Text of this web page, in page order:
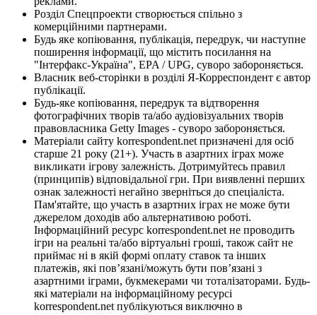
Розділ Спецпроекти створюється спільно з
комерційними партнерами.
Будь яке копіювання, публікація, передрук, чи наступне
поширення інформації, що містить посилання на
"Інтерфакс-Україна", EPA / UPG, суворо забороняється.
Власник веб-сторінки в розділі Я-Корреспондент є автор
публікації.
Будь-яке копіювання, передрук та відтворення
фотографічних творів та/або аудіовізуальних творів
правовласника Getty Images - суворо забороняється.
Матеріали сайту korrespondent.net призначені для осіб
старше 21 року (21+). Участь в азартних іграх може
викликати ігрову залежність. Дотримуйтесь правил
(принципів) відповідальної гри. При виявленні перших
ознак залежності негайно зверніться до спеціаліста.
Пам'ятайте, що участь в азартних іграх не може бути
джерелом доходів або альтернативою роботі.
Інформаційний ресурс korrespondent.net не проводить
ігри на реальні та/або віртуальні гроші, також сайт не
приймає ні в якій формі оплату ставок та інших
платежів, які пов’язані/можуть бути пов’язані з
азартними іграми, букмекерами чи тоталізаторами. Будь-
які матеріали на інформаційному ресурсі
korrespondent.net публікуються виключно в